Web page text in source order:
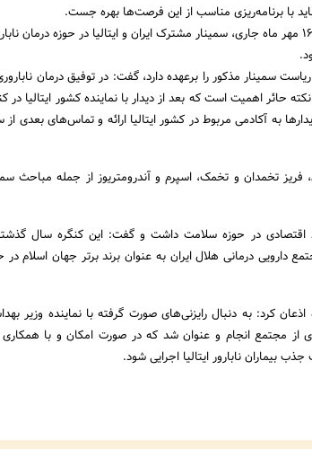
با برنامه‌ریزی مناسب از این فرصت‌ها بهره جست.
چوبینه ادامه داد: به همین منظور، طی روزهای 15 و 16 مهر ماه جاری، سمینار مشترک ایران و ایتالیا در حوزه درمان
سمینار مذکور را برعهده دارد، گفت: در توفیق درمان
حائر اهمیت است که بعد از دیدار با نماینده کشور ایتالیا در
به آکادمی مربوط در کشور ایتالیا ارائه و تماس‌های بعدی
فریز تخمدان و تخمک، اسپرم و آندرومتریوز از جمله مباحث
اقتصادی در حوزه سلامت داشت و گفت: این کنگره سال
درمانی هلال ایران به عنوان برند برتر جهان اسلام در
کشور در این کنگره اذعان کرد: به دنبال رایزنی‌های صورت گرفته با نماینده وزیر
از مجتمع انجام و عنوان شد که در صورت امکان و با
نابارور ایتالیا اجرایی شود.